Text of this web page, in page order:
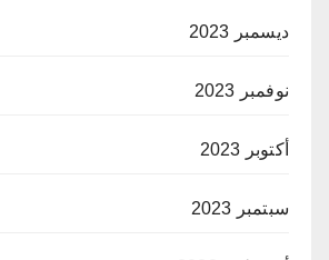
ديسمبر 2023
نوفمبر 2023
أكتوبر 2023
سبتمبر 2023